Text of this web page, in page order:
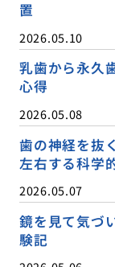
置
2026.05.10
乳歯から永久
心得
2026.05.08
歯の神経を抜
左右する科学
2026.05.07
鏡を見て気づ
験記